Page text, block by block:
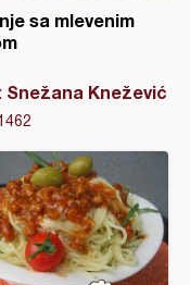
sa mlevenim
Snežana Knežević